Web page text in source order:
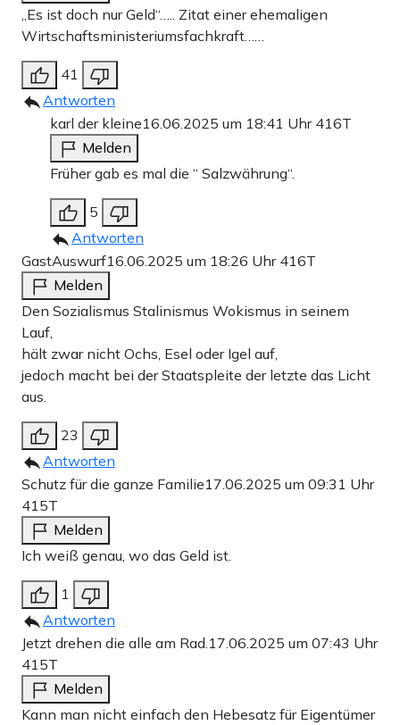
,,Es ist doch nur Geld“….. Zitat einer ehemaligen
Wirtschaftsministeriumsfachkraft……
41
Antworten
karl der kleine16.06.2025 um 18:41 Uhr 416T
Melden
Früher gab es mal die “ Salzwährung“.
5
Antworten
GastAuswurf16.06.2025 um 18:26 Uhr 416T
Melden
Den Sozialismus Stalinismus Wokismus in seinem
Lauf,
hält zwar nicht Ochs, Esel oder Igel auf,
jedoch macht bei der Staatspleite der letzte das Licht
aus.
23
Antworten
Schutz für die ganze Familie17.06.2025 um 09:31 Uhr
415T
Melden
Ich weiß genau, wo das Geld ist.
1
Antworten
Jetzt drehen die alle am Rad. 17.06.2025 um 07:43 Uhr
415T
Melden
Kann man nicht einfach den Hebesatz für Eigentümer